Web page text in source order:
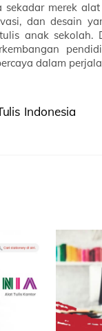
sekadar merek
dan desain
anak
dalam
Indonesia